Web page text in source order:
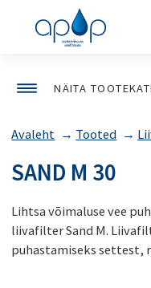
NÄITA
Avaleht → Tooted →
SAND M 30
Lihtsa võimaluse vee
liivafilter Sand M.
puhastamiseks settest,